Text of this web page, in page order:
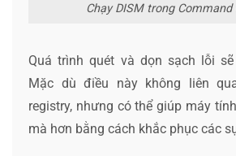
Chạy DISM trong Command
Quá trình quét và dọn sạch lỗi
Mặc dù điều này không liên
registry, nhưng có thể giúp máy
mà hơn bằng cách khắc phục các